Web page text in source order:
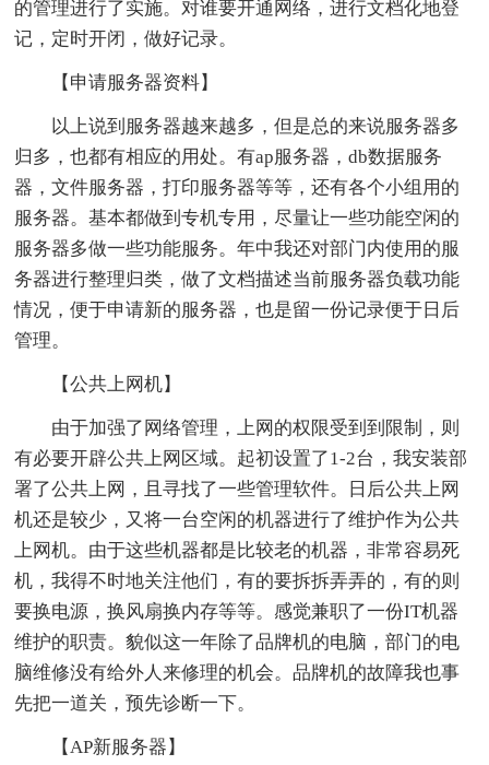
的管理进行了实施。对谁要开通网络，进行文档化地登
记，定时开闭，做好记录。
【申请服务器资料】
以上说到服务器越来越多，但是总的来说服务器多
归多，也都有相应的用处。有ap服务器，db数据服务
器，文件服务器，打印服务器等等，还有各个小组用的
服务器。基本都做到专机专用，尽量让一些功能空闲的
服务器多做一些功能服务。年中我还对部门内使用的服
务器进行整理归类，做了文档描述当前服务器负载功能
情况，便于申请新的服务器，也是留一份记录便于日后
管理。
【公共上网机】
由于加强了网络管理，上网的权限受到到限制，则
有必要开辟公共上网区域。起初设置了1-2台，我安装部
署了公共上网，且寻找了一些管理软件。日后公共上网
机还是较少，又将一台空闲的机器进行了维护作为公共
上网机。由于这些机器都是比较老的机器，非常容易死
机，我得不时地关注他们，有的要拆拆弄弄的，有的则
要换电源，换风扇换内存等等。感觉兼职了一份IT机器
维护的职责。貌似这一年除了品牌机的电脑，部门的电
脑维修没有给外人来修理的机会。品牌机的故障我也事
先把一道关，预先诊断一下。
【AP新服务器】